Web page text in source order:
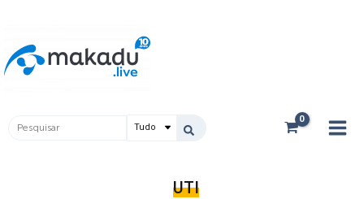
conteúdo
Pesquisar
UTI